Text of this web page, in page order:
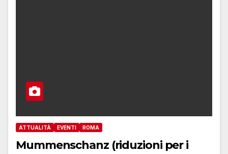
ATTUALITÀ EVENTI ROMA
Mummenschanz (riduzioni per i